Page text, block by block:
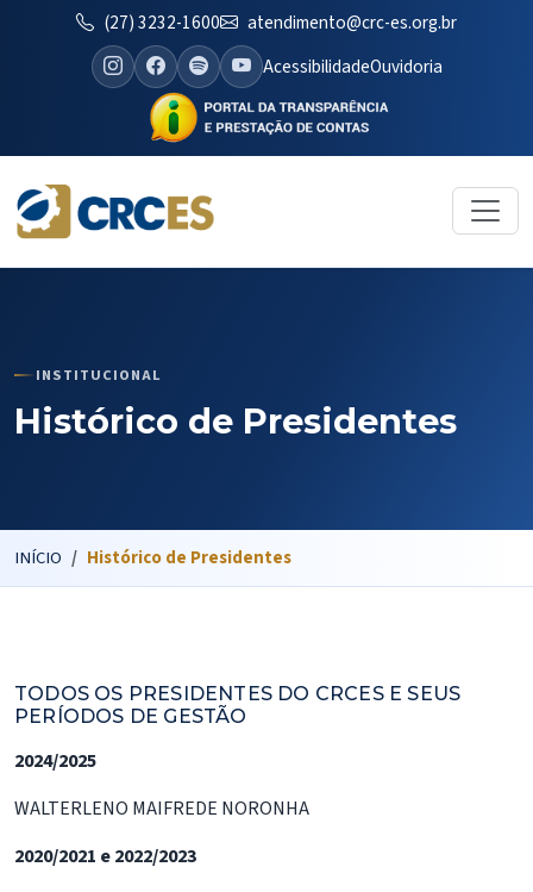
(27) 3232-1600
atendimento@crc-es.org.br
AcessibilidadeOuvidoria
INSTITUCIONAL
Histórico de Presidentes
INÍCIO Histórico de Presidentes
TODOS OS PRESIDENTES DO CRCES E SEUS
PERÍODOS DE GESTÃO
2024/2025
WALTERLENO MAIFREDE NORONHA
2020/2021 e 2022/2023